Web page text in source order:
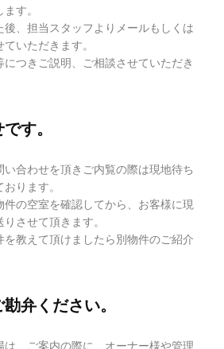
す。
後、担当スタッフよりメールもしくは
いただきます。
つきご説明、ご相談させていただき
す。
い合わせを頂きご内覧の際は現地待ち
ります。
件の空室を確認してから、お客様に現
させて頂きます。
を教えて頂けましたら別物件のご紹介
弁ください。
は、ご案内の際に、オーナー様や管理